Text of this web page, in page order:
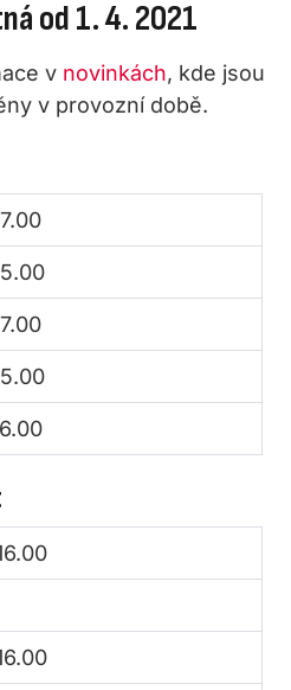
od 1. 4. 2021
v novinkách, kde jsou
v provozní době.